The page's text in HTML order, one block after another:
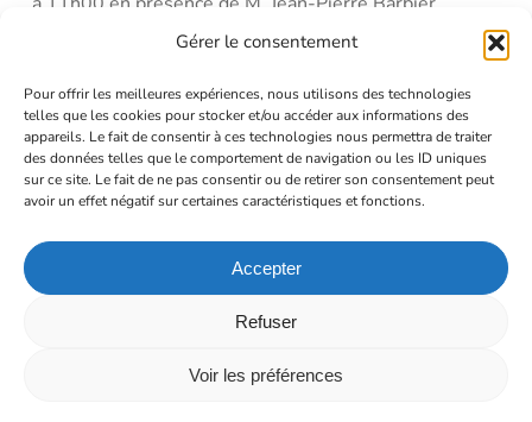
Gérer le consentement
Pour offrir les meilleures expériences, nous utilisons des technologies
telles que les cookies pour stocker et/ou accéder aux informations des
appareils. Le fait de consentir à ces technologies nous permettra de traiter
des données telles que le comportement de navigation ou les ID uniques
sur ce site. Le fait de ne pas consentir ou de retirer son consentement peut
avoir un effet négatif sur certaines caractéristiques et fonctions.
Accepter
Refuser
Voir les préférences
Président du Pays de Bièvre-Liers, de M. Fernand
d’élus des communes du Pays de Bièvre-Liers, du
personnel de la CCPBL (Bièvre Isère Communauté
depuis 2014), et de nos archers.
Vous pouvez télécharger ici le plan du mur de cibles,
vous pouvez le télécharger et l’utiliser sous réserve
de ne pas en faire un usage commercial :